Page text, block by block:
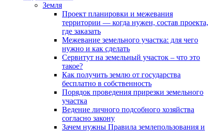
Земля
Проект планировки и межевания
территории — когда нужен, состав проекта,
где заказать
Межевание земельного участка: для чего
нужно и как сделать
Сервитут на земельный участок – что это
такое?
Как получить землю от государства
бесплатно в собственность
Порядок проведения прирезки земельного
участка
Ведение личного подсобного хозяйства
согласно закону
Зачем нужны Правила землепользования и